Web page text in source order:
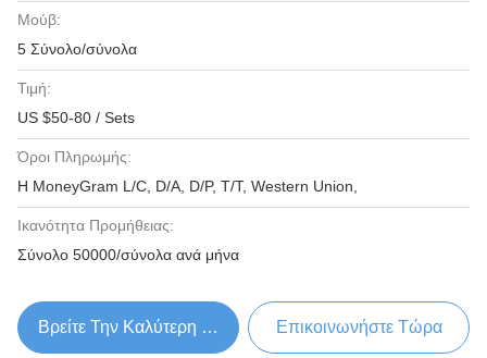
Μούβ:
5 Σύνολο/σύνολα
Τιμή:
US $50-80 / Sets
Όροι Πληρωμής:
Η MoneyGram L/C, D/A, D/P, T/T, Western Union,
Ικανότητα Προμήθειας:
Σύνολο 50000/σύνολα ανά μήνα
Βρείτε Την Καλύτερη Τιμή Επικοινωνήστε Τώρα